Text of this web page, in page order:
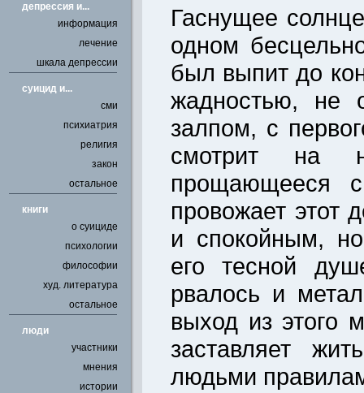
депрессия и...
информация
лечение
шкала депрессии
cуицид и...
сми
психиатрия
религия
закон
остальное
книги
о суициде
психологии
философии
худ. литература
остальное
люди
участники
мнения
истории
Гаснущее
одном
был выпит до
жадностью, не
залпом, с
смотрит на
прощающееся
провожает
и спокойным,
его тесной
рвалось и
выход из этого
заставляет
людьми